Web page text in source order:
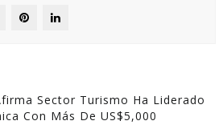
Sector Turismo Ha Liderado
Con Más De US$5,000